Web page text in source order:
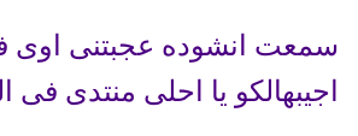
سمعت انشوده عجبتنى اوى
اجيبهالكو يا احلى منتدى فى